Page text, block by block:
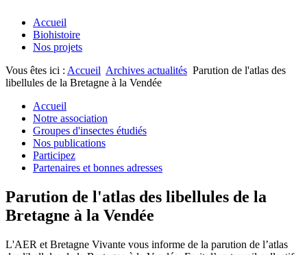
Accueil
Biohistoire
Nos projets
Vous êtes ici : Accueil Archives actualités Parution de l'atlas des
libellules de la Bretagne à la Vendée
Accueil
Notre association
Groupes d'insectes étudiés
Nos publications
Participez
Partenaires et bonnes adresses
Parution de l'atlas des libellules de la
Bretagne à la Vendée
L'AER et Bretagne Vivante vous informe de la parution de l’atlas